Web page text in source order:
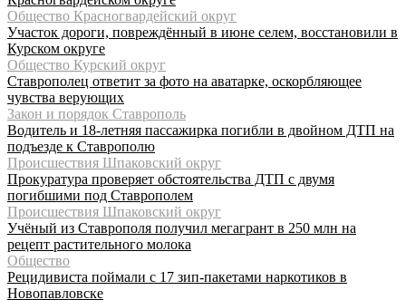
Общество Красногвардейский округ
Участок дороги, повреждённый в июне селем, восстановили в
Курском округе
Общество Курский округ
Ставрополец ответит за фото на аватарке, оскорбляющее
чувства верующих
Закон и порядок Ставрополь
Водитель и 18-летняя пассажирка погибли в двойном ДТП на
подъезде к Ставрополю
Происшествия Шпаковский округ
Прокуратура проверяет обстоятельства ДТП с двумя
погибшими под Ставрополем
Происшествия Шпаковский округ
Учёный из Ставрополя получил мегагрант в 250 млн на
рецепт растительного молока
Общество
Рецидивиста поймали с 17 зип-пакетами наркотиков в
Новопавловске